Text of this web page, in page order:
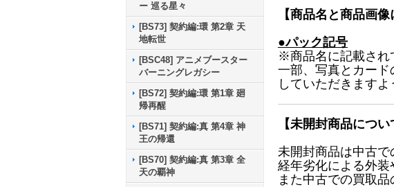
ー 巡る星々
[BS73] 契約編:環 第2章 天
地転世
[BSC48] アニメブースター
バーニングレガシー
[BS72] 契約編:環 第1章 廻
帰再醒
[BS71] 契約編:真 第4章 神
王の帰還
[BS70] 契約編:真 第3章 全
天の覇神
【商品名と商品画像
●パック記号
※商品名に記載され
一部、写真とカー
していただきますよ
【未開封商品につ
未開封商品は中古で
経年劣化による外装
また中古での買取